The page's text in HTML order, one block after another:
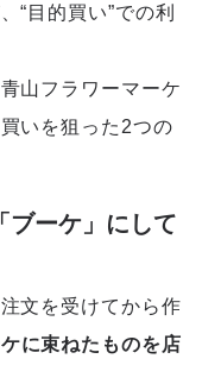
“目的買い”での利
山フラワーマーケ
いを狙った2つの
ーケ」にして
文を受けてから作
に束ねたものを店